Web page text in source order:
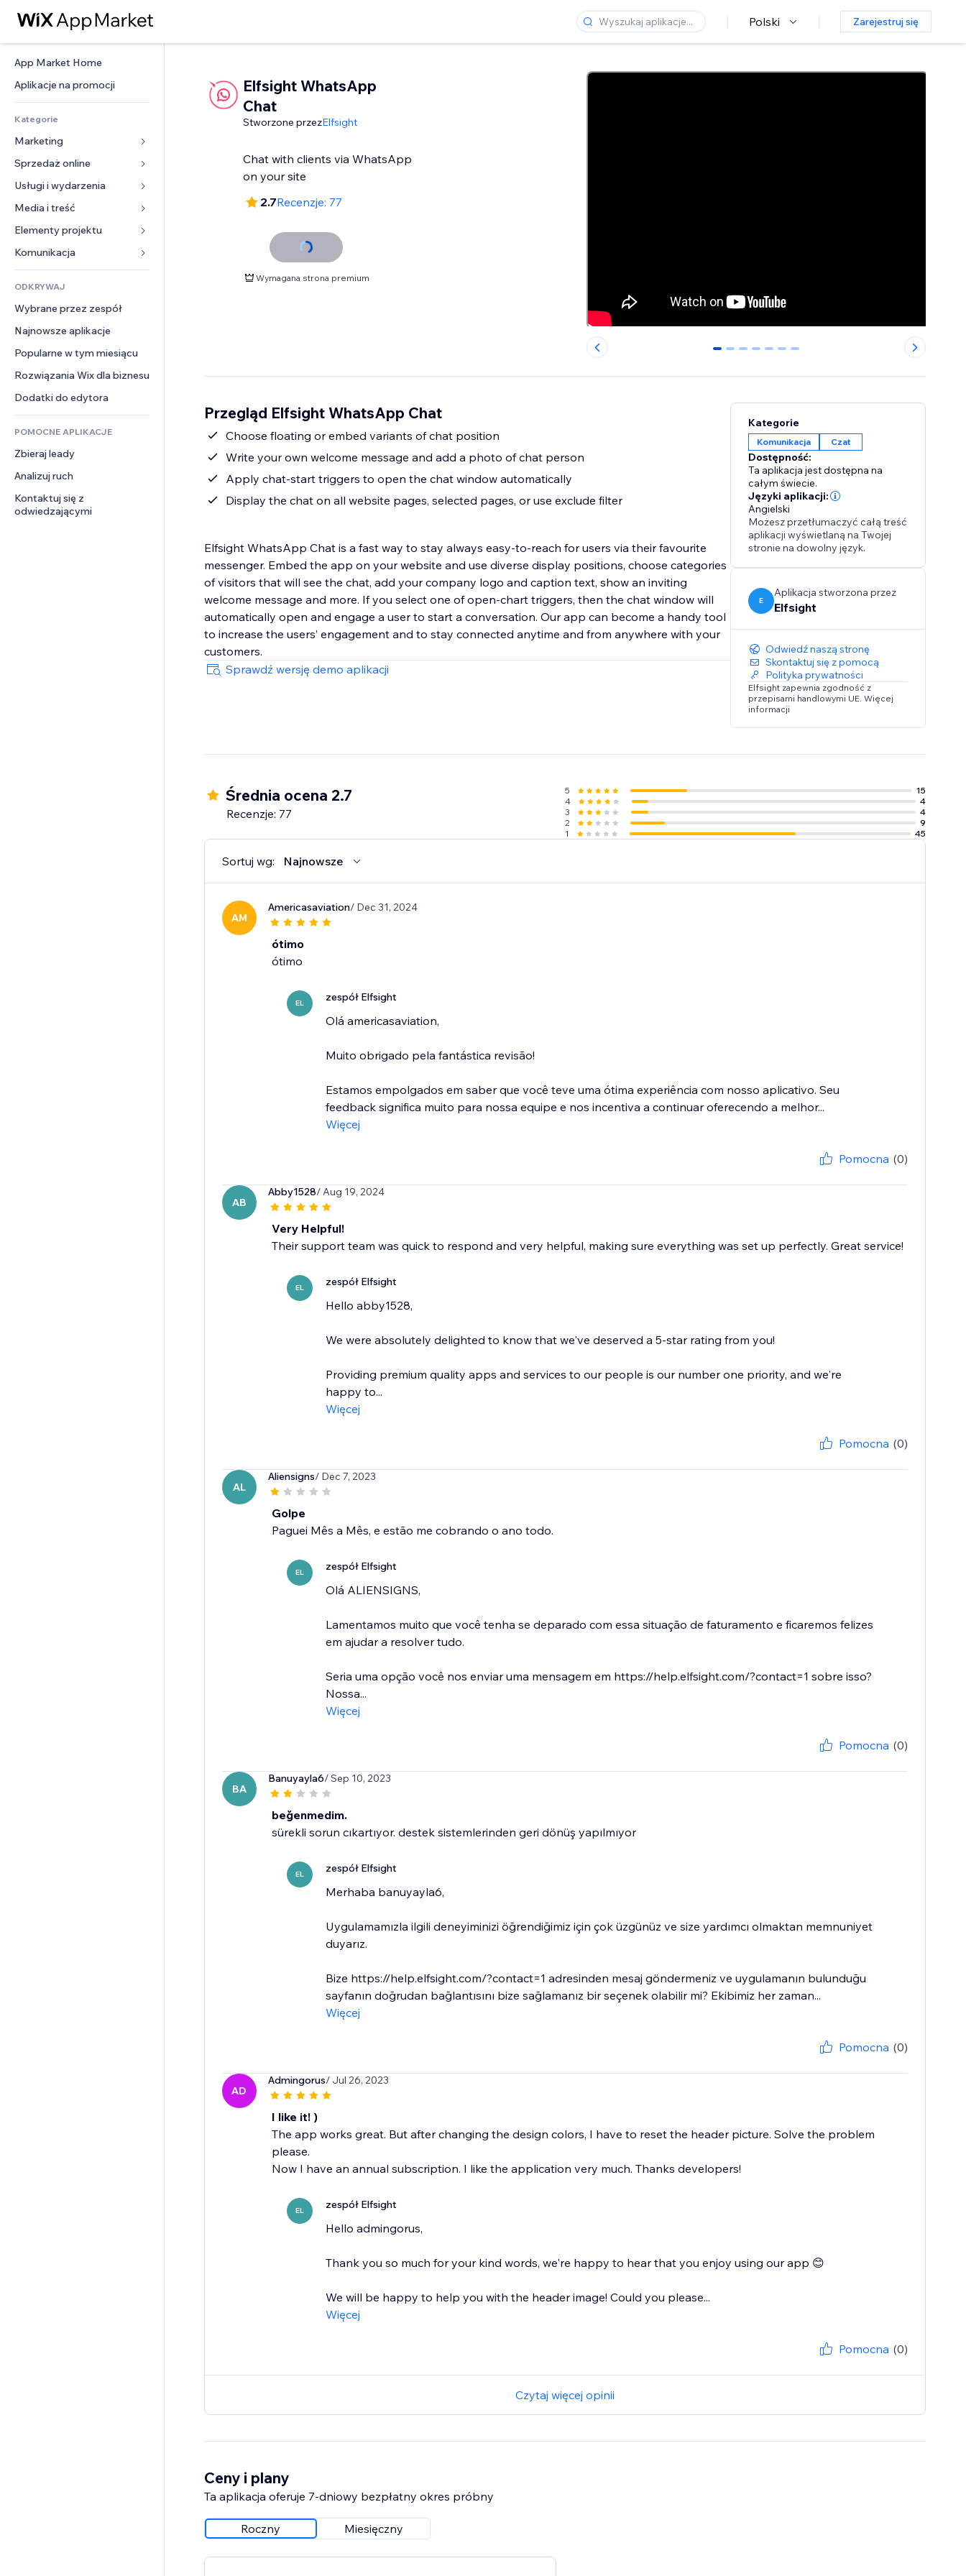
Polski Zarejestruj się
App Market Home
Aplikacje na promocji
Kategorie
Marketing
Reklamy
Smartfon
Analityka
Listy witryn
E-mail
Sprzedaż online
Aplikacje do sklepów
Wysyłka i dostawa
Przyciski sprzedaży
Rachunkowość
Kupony i lojalność
Rozwiązania dla
magazynowania
Dropshipping
Ceny i subskrypcja
Crowdfunding
Żywność i napoje
Usługi i wydarzenia
Hotele
Wydarzenia
Restauracje
Nieruchomości
Rezerwacje
Media i treść
Galeria
Muzyka
Podkasty
Fotografia
Film
PDF
Udostępnianie plików
Wiadomości
Elementy projektu
Mapy i nawigacja
Prywatność i bezpieczeństwo
Zegar
Szablony stron
Efekty obrazu
Przyciski i menu
Banery i odznaki
Kalkulatory
Szukaj
Pogoda
Wykresy i tabele
Formularze
Ankiety
Czat
Komentarze
Telefon
Społeczność
Opinie i polecenia
CRM
ODKRYWAJ
Wybrane przez zespół
Najnowsze aplikacje
Popularne w tym miesiącu
Rozwiązania Wix dla biznesu
Dodatki do edytora
POMOCNE APLIKACJE
Zbieraj leady
Analizuj ruch
Kontaktuj się z
odwiedzającymi
Elfsight WhatsApp
Chat
Stworzone przezElfsight
Chat with clients via WhatsApp
2.7Recenzje: 77
Wymagana strona premium
0 1 2 3 4 5 6
Przegląd Elfsight WhatsApp Chat
Сhoose floating or embed variants of chat position
Write your own welcome message and add a photo of chat person
Apply chat-start triggers to open the chat window automatically
Display the chat on all website pages, selected pages, or use exclude filter
Elfsight WhatsApp Chat is a fast way to stay always easy-to-reach for users via their favourite
messenger. Embed the app on your website and use diverse display positions, choose categories
of visitors that will see the chat, add your company logo and caption text, show an inviting
welcome message and more. If you select one of open-chart triggers, then the chat window will
automatically open and engage a user to start a conversation. Our app can become a handy tool
to increase the users’ engagement and to stay connected anytime and from anywhere with your
customers.
Sprawdź wersję demo aplikacji
Kategorie
Komunikacja Czat
Dostępność:
Ta aplikacja jest dostępna na
całym świecie.
Języki aplikacji:
Angielski
Możesz przetłumaczyć całą treść
aplikacji wyświetlaną na Twojej
stronie na dowolny język.
E
Aplikacja stworzona przez
Elfsight
Odwiedź naszą stronę
Skontaktuj się z pomocą
Polityka prywatności
Elfsight zapewnia zgodność z
przepisami handlowymi UE. Więcej
informacji
Średnia ocena 2.7
Recenzje: 77
5
15
4
4
3
4
2
9
1
45
Sortuj wg: Najnowsze
AM
Americasaviation/ Dec 31, 2024
ótimo
ótimo
EL zespół Elfsight
Olá americasaviation,
Muito obrigado pela fantástica revisão!
Estamos empolgados em saber que você teve uma ótima experiência com nosso aplicativo. Seu
feedback significa muito para nossa equipe e nos incentiva a continuar oferecendo a melhor...
Więcej
Pomocna (0)
AB
Abby1528/ Aug 19, 2024
Very Helpful!
Their support team was quick to respond and very helpful, making sure everything was set up perfectly. Great service!
EL zespół Elfsight
Hello abby1528,
We were absolutely delighted to know that we've deserved a 5-star rating from you!
Providing premium quality apps and services to our people is our number one priority, and we're
happy to...
Więcej
Pomocna (0)
AL
Aliensigns/ Dec 7, 2023
Golpe
Paguei Mês a Mês, e estão me cobrando o ano todo.
EL zespół Elfsight
Olá ALIENSIGNS,
Lamentamos muito que você tenha se deparado com essa situação de faturamento e ficaremos felizes
em ajudar a resolver tudo.
Seria uma opção você nos enviar uma mensagem em https://help.elfsight.com/?contact=1 sobre isso?
Nossa...
Więcej
Pomocna (0)
BA
Banuyayla6/ Sep 10, 2023
beğenmedim.
sürekli sorun cıkartıyor. destek sistemlerinden geri dönüş yapılmıyor
EL zespół Elfsight
​Merhaba banuyayla6,
Uygulamamızla ilgili deneyiminizi öğrendiğimiz için çok üzgünüz ve size yardımcı olmaktan memnuniyet
duyarız.
Bize https://help.elfsight.com/?contact=1 adresinden mesaj göndermeniz ve uygulamanın bulunduğu
sayfanın doğrudan bağlantısını bize sağlamanız bir seçenek olabilir mi? Ekibimiz her zaman...
Więcej
Pomocna (0)
AD
Admingorus/ Jul 26, 2023
I like it! )
The app works great. But after changing the design colors, I have to reset the header picture. Solve the problem
please.
Now I have an annual subscription. I like the application very much. Thanks developers!
EL zespół Elfsight
Hello admingorus,
Thank you so much for your kind words, we're happy to hear that you enjoy using our app 😊
We will be happy to help you with the header image! Could you please...
Więcej
Pomocna (0)
Czytaj więcej opinii
Ceny i plany
Ta aplikacja oferuje 7-dniowy bezpłatny okres próbny
Roczny Miesięczny